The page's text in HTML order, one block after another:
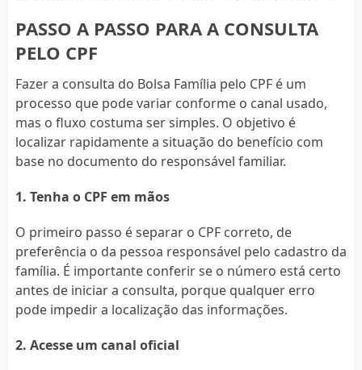
PASSO A PASSO PARA A CONSULTA
PELO CPF
Fazer a consulta do Bolsa Família pelo CPF é um
processo que pode variar conforme o canal usado,
mas o fluxo costuma ser simples. O objetivo é
localizar rapidamente a situação do benefício com
base no documento do responsável familiar.
1. Tenha o CPF em mãos
O primeiro passo é separar o CPF correto, de
preferência o da pessoa responsável pelo cadastro da
família. É importante conferir se o número está certo
antes de iniciar a consulta, porque qualquer erro
pode impedir a localização das informações.
2. Acesse um canal oficial